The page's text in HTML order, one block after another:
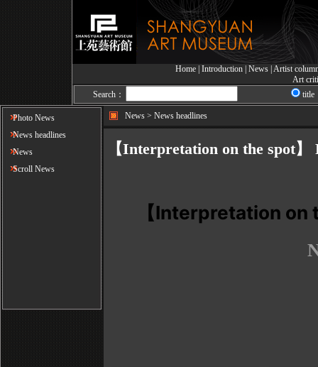
Home| Introduction News| Artist
Art
Search：
title
Photo News
News headlines
News
Scroll News
News > News headlines
【Interpretation on the spot
【Interpretation on